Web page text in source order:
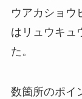
ウアカショウ
はリュウキュ
た。
数箇所のポイ